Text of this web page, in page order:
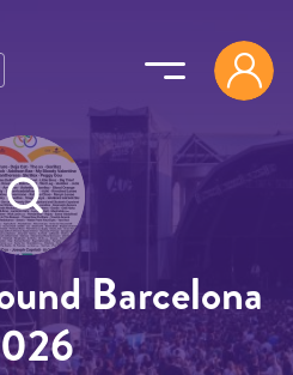
Barcelona